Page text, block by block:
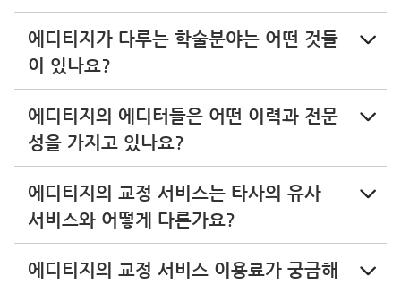
에디티지가 다루는 학술분야는 어떤 것들
이 있나요?
에디티지의 에디터들은 어떤 이력과 전문
성을 가지고 있나요?
에디티지의 교정 서비스는 타사의 유사
서비스와 어떻게 다른가요?
에디티지의 교정 서비스 이용료가 궁금해